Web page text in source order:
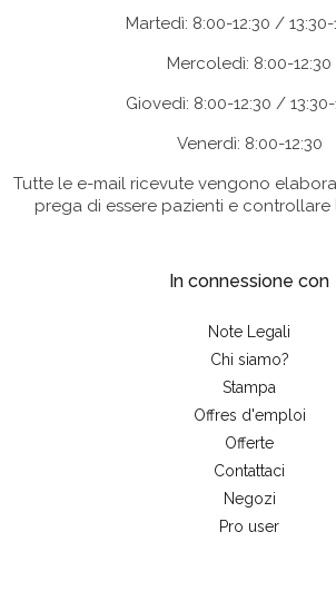
Martedì: 8:00-12:30 / 13:30-
Mercoledì: 8:00-12:30
Giovedì: 8:00-12:30 / 13:30-
Venerdì: 8:00-12:30
Tutte le e-mail ricevute vengono
prega di essere pazienti e controllare
In connessione con
Note Legali
Chi siamo?
Stampa
Offres d'emploi
Offerte
Contattaci
Negozi
Pro user